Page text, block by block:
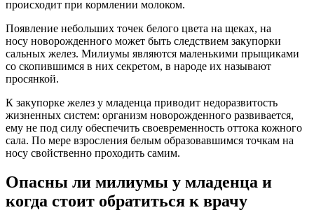
происходит при кормлении молоком.
Появление небольших точек белого цвета на щеках, на
носу новорожденного может быть следствием закупорки
сальных желез. Милиумы являются маленькими прыщиками
со скопившимся в них секретом, в народе их называют
просянкой.
К закупорке желез у младенца приводит недоразвитость
жизненных систем: организм новорожденного развивается,
ему не под силу обеспечить своевременность оттока кожного
сала. По мере взросления белым образовавшимся точкам на
носу свойственно проходить самим.
Опасны ли милиумы у младенца и
когда стоит обратиться к врачу